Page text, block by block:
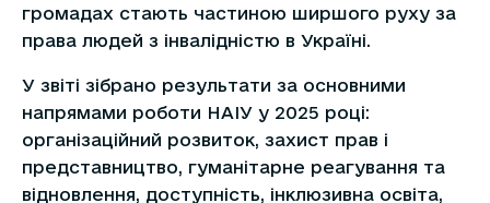
громадах стають частиною ширшого руху за
права людей з інвалідністю в Україні.
У звіті зібрано результати за основними
напрямами роботи НАІУ у 2025 році:
організаційний розвиток, захист прав і
представництво, гуманітарне реагування та
відновлення, доступність, інклюзивна освіта,